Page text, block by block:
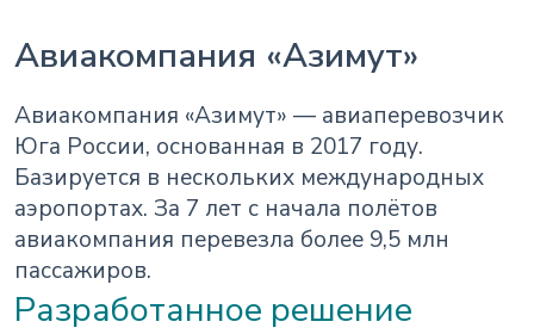
Авиакомпания «Азимут»
Авиакомпания «Азимут» — авиаперевозчик
Юга России, основанная в 2017 году.
Базируется в нескольких международных
аэропортах. За 7 лет с начала полётов
авиакомпания перевезла более 9,5 млн
пассажиров.
Разработанное решение